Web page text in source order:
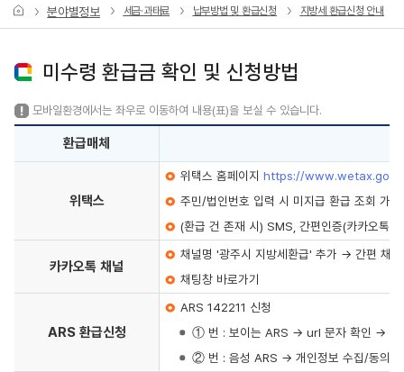
분야별정보 세금·과태료 납부방법 및 환급신청 지방세 환급신청 안내
미수령 환급금 확인 및 신청방법
모바일환경에서는 좌우로 이동하여 내용(표)을 보실 수 있습니다.
환급매체
위택스
위택스 홈페이지 https://www.wetax.go.kr
주민/법인번호 입력 시 미지급 환급 조회 가능
(환급 건 존재 시) SMS, 간편인증(카카오톡,
카카오톡 채널
채널명 '광주시 지방세환급' 추가 → 간편 채
채팅창 바로가기
ARS 환급신청
ARS 142211 신청
① 번 : 보이는 ARS → url 문자 확인 → 개
② 번 : 음성 ARS → 개인정보 수집/동의